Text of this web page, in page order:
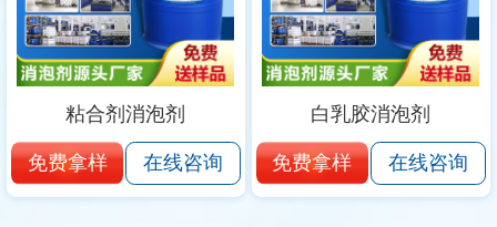
粘合剂消泡剂
免费拿样 在线咨询
白乳胶消泡剂
免费拿样 在线咨询